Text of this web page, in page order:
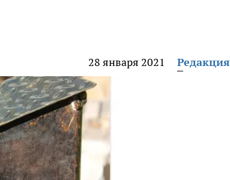
28 января 2021 Редакция